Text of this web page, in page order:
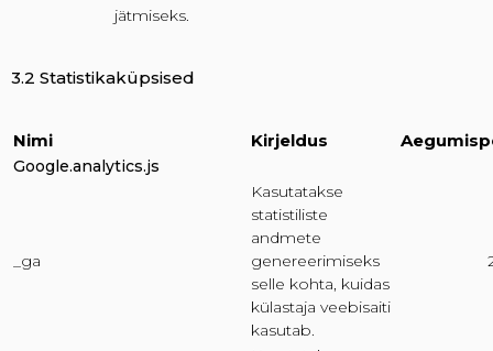
jätmiseks.
3.2 Statistikaküpsised
Nimi Kirjeldus
Google.analytics.js
_ga
Kasutatakse
statistiliste
andmete
genereerimiseks
selle kohta, kuidas
külastaja veebisaiti
kasutab.